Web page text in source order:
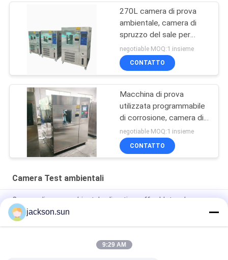
270L camera di prova
ambientale, camera di
spruzzo del sale per
prova di corrosione
negotiable MOQ:1 insieme
CONTATTO
Macchina di prova
utilizzata programmabile
di corrosione, camera di
prova dello spruzzo di
sale di AC220V
negotiable MOQ:1 insieme
CONTATTO
Camera Test ambientali
Camera di prova ambientale climatica raffreddata ad acqua
50HZ
Camera di prova ambientale di adeguamento 0.15kpa di PID
Forno di essiccazione di riscaldamento degli ss Biochemicalm
jackson.sun
9:29 AM